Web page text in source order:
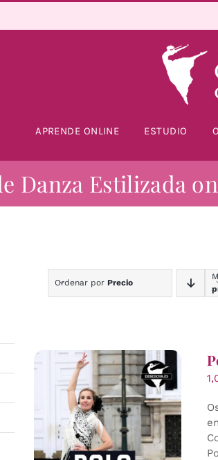
APRENDE ONLINE ESTUDIO
Danza Estilizada
Ordenar por Precio